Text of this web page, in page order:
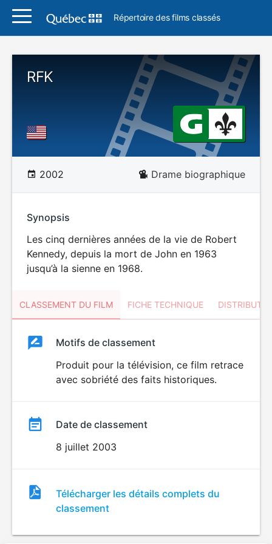
Répertoire des films classés
RFK
2002 Drame biographique
Synopsis
Les cinq dernières années de la vie de Robert
Kennedy, depuis la mort de John en 1963
jusqu’à la sienne en 1968.
CLASSEMENT DU FILM FICHE TECHNIQUE
ClassementClassement
Motifs de classement
Produit pour la télévision, ce film retrace
avec sobriété des faits historiques.
Date de classement
8 juillet 2003
Fichier
de
classement
Télécharger les détails complets du
classement